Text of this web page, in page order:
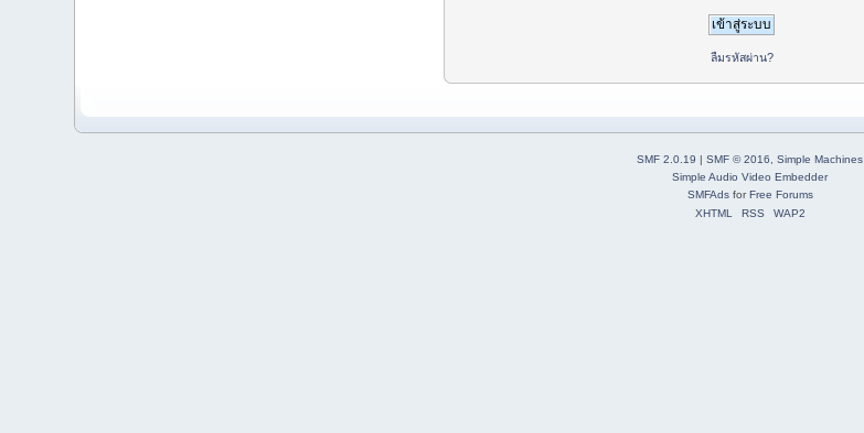
ลืมรหัสผ่าน?
SMF 2.0.19 | SMF © 2016
Simple Machines
Simple Audio Video Embedder
SMFAdsforFree Forums
XHTML
RSS WAP2